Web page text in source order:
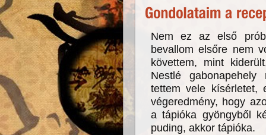
Nem ez az első
bevallom elsőre nem
követtem, mint
Nestlé gabonapehely
tettem vele kísérletet,
végeredmény, hogy
a tápióka gyöngyből
puding, akkor tápióka.